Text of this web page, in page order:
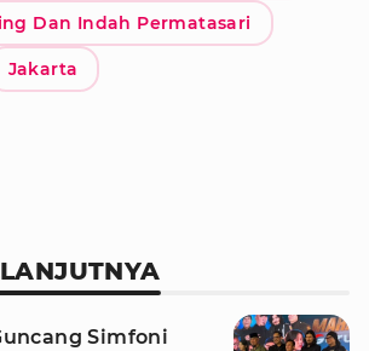
Dan Indah Permatasari
Jakarta
Simfoni